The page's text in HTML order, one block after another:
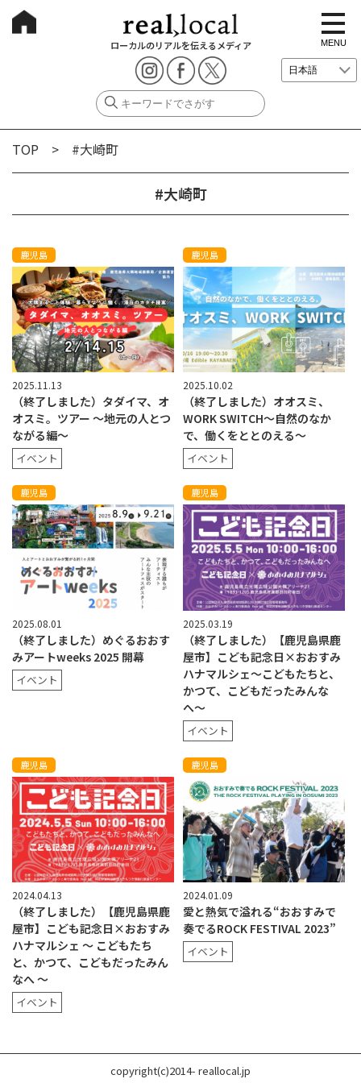
ローカルのリアルを伝えるメディア
t
o
g
g
e
i
i
MENU
TOP > #大崎町
#大崎町
鹿児島
2025.11.13
（終了しました）タダイマ、オ
オスミ。ツアー 〜地元の人とつ
ながる編〜
イベント
鹿児島
2025.10.02
（終了しました）オオスミ、
WORK SWITCH〜自然のなか
で、働くをととのえる〜
イベント
鹿児島
2025.08.01
（終了しました）めぐるおおす
みアートweeks 2025 開幕
イベント
鹿児島
2025.03.19
（終了しました）【鹿児島県鹿
屋市】こども記念日×おおすみ
ハナマルシェ〜こどもたちと、
かつて、こどもだったみんな
へ〜
イベント
鹿児島
2024.04.13
（終了しました）【鹿児島県鹿
屋市】こども記念日×おおすみ
ハナマルシェ 〜 こどもたち
と、かつて、こどもだったみん
なへ 〜
イベント
鹿児島
2024.01.09
愛と熱気で溢れる“おおすみで
奏でるROCK FESTIVAL 2023”
イベント
copyright(c)2014- reallocal.jp